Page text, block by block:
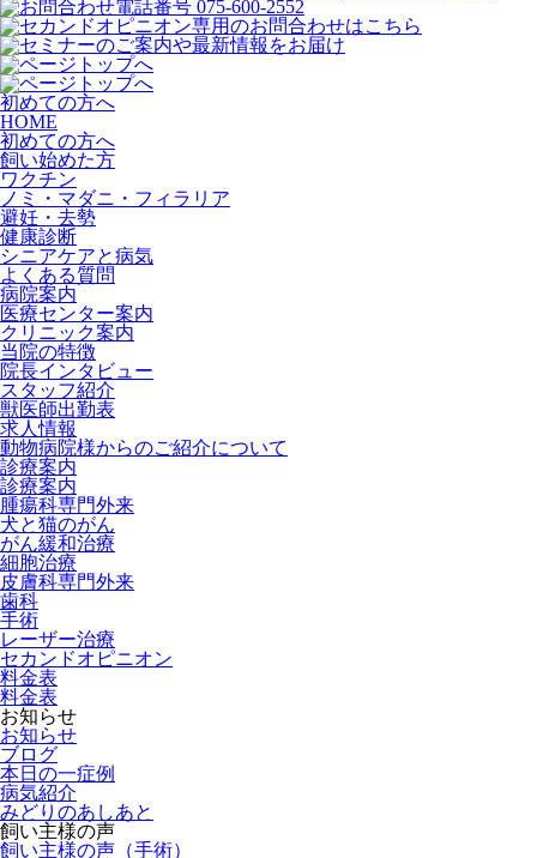
初めての方へ
HOME
初めての方へ
飼い始めた方
ワクチン
ノミ・マダニ・フィラリア
避妊・去勢
健康診断
シニアケアと病気
よくある質問
病院案内
医療センター案内
クリニック案内
当院の特徴
院長インタビュー
スタッフ紹介
獣医師出勤表
求人情報
動物病院様からのご紹介について
診療案内
診療案内
腫瘍科専門外来
犬と猫のがん
がん緩和治療
細胞治療
皮膚科専門外来
歯科
手術
レーザー治療
セカンドオピニオン
料金表
料金表
お知らせ
お知らせ
ブログ
本日の一症例
病気紹介
みどりのあしあと
飼い主様の声
飼い主様の声（手術）